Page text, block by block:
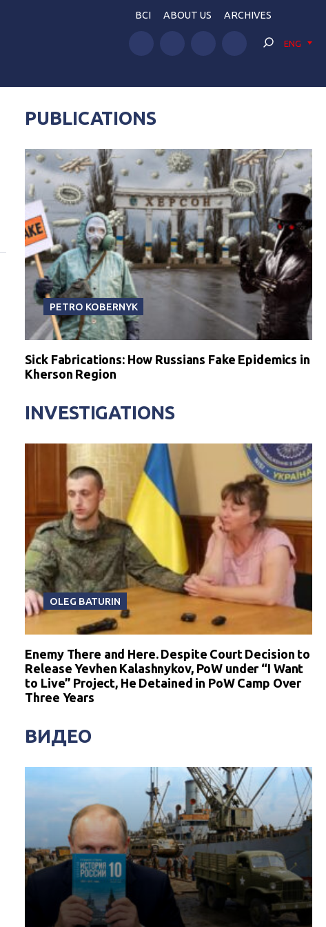
BCI ABOUT US ARCHIVES
ENG
PUBLICATIONS
PETRO KOBERNYK
Sick Fabrications: How Russians Fake Epidemics in
Kherson Region
INVESTIGATIONS
OLEG BATURIN
Enemy There and Here. Despite Court Decision to
Release Yevhen Kalashnykov, PoW under “I Want
to Live” Project, He Detained in PoW Camp Over
Three Years
ВИДЕО